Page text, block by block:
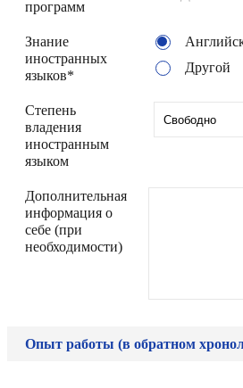
программ
Знание
иностранных
языков*
Другой
Степень
владения
иностранным
языком
Дополнительная
информация о
себе (при
необходимости)
Опыт работы (в обратном